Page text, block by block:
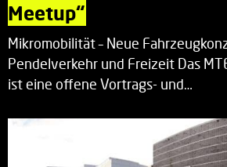
Meetup“
Mikromobilität – Neue
Pendelverkehr und Freizeit Das
ist eine offene Vortrags- und…